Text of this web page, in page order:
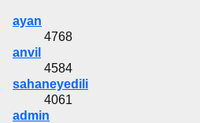
ayan
4768
anvil
4584
sahaneyedili
4061
admin